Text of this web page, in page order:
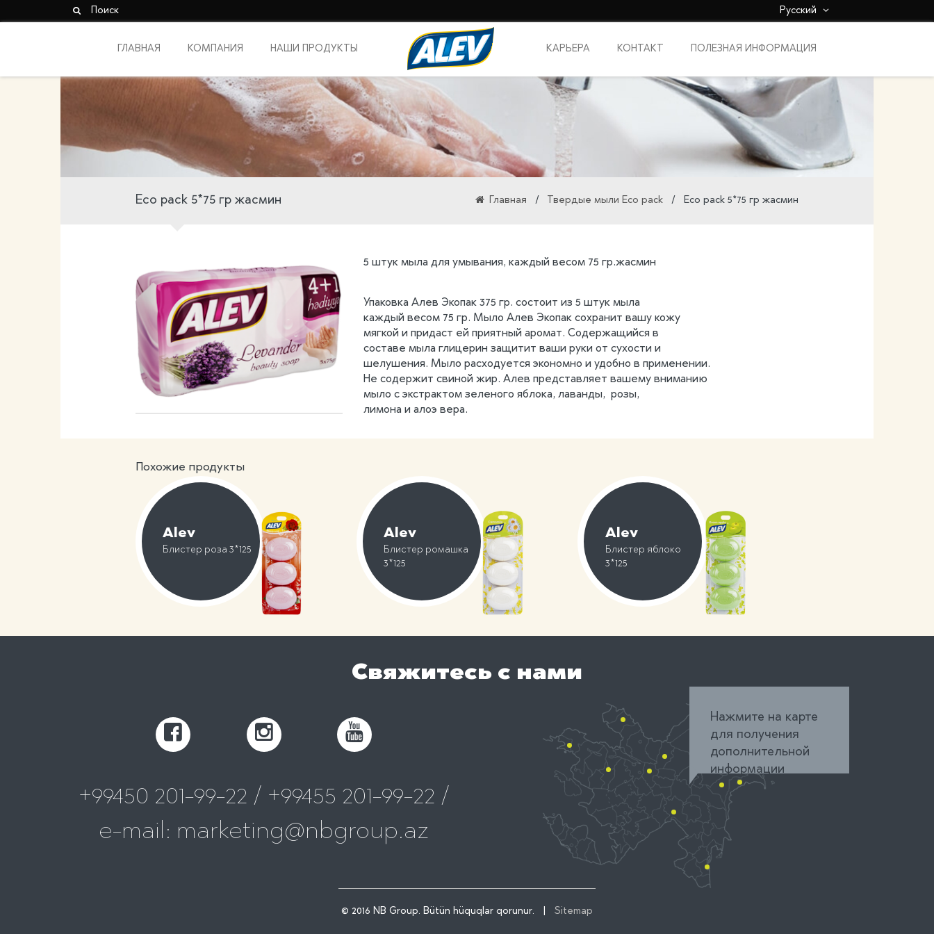
Поиск Русский
ГЛАВНАЯ КОМПАНИЯ НАШИ ПРОДУКТЫ
Линия твердого мыла
Жидкое мыло
Моюшие и чистяшие
средства
Твердые мыли-
Блистеры
Твердые мыли Eco pack
КАРЬЕРА КОНТАКТ ПОЛЕЗНАЯ ИНФОРМАЦИЯ
Eco pack 5*75 гр жасмин Главная / Твердые мыли Eco pack / Eco pack 5*75 гр жасмин
5 штук мыла для умывания, каждый весом 75 гр.жасмин
Упаковка Алев Экопак 375 гр. состоит из 5 штук мыла
каждый весом 75 гр. Мыло Алев Экопак соxранит вашу кожу
мягкой и придаст ей приятный аромат. Содержащийся в
составе мыла глицерин защитит ваши руки от суxости и
шелушения. Мыло расxодуется экономно и удобно в применении.
Не содержит свиной жир. Алев представляет вашему вниманию
мыло с экстрактом зеленого яблока, лаванды, розы,
лимона и алоэ вера.
Похожие продукты
Alev
Блистер роза 3*125
Alev
Блистер ромашка
3*125
Alev
Блистер яблоко
3*125
Свяжитесь с нами
+99450 201-99-22 / +99455 201-99-22 /
e-mail: marketing@nbgroup.az
Нажмите на карте
для получения
дополнительной
информации
© 2016 NB Group. Bütün hüquqlar qorunur. | Sitemap